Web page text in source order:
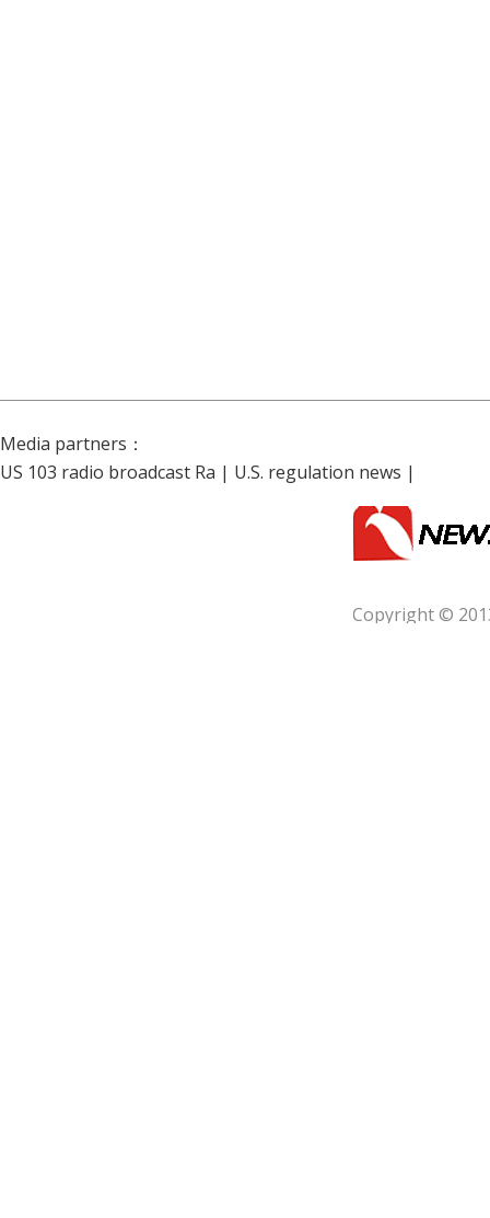
Media partners：
US 103 radio broadcast Ra | U.S. regulation news |
Copyright ©